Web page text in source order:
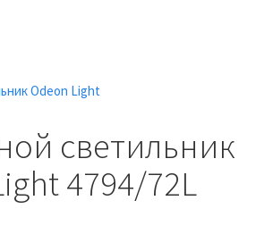
Odeon Light
светильник
4794/72L